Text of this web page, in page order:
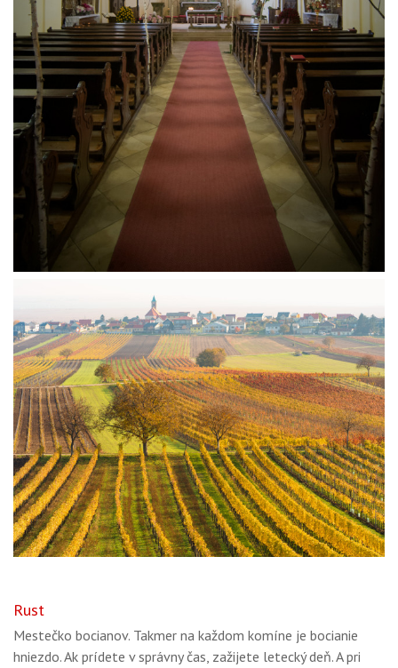
Rust
Mestečko bocianov. Takmer na každom komíne je bocianie
hniezdo. Ak prídete v správny čas, zažijete letecký deň. A pri